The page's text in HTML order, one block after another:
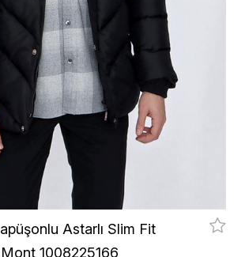
Astarlı Slim Fit
1008225166